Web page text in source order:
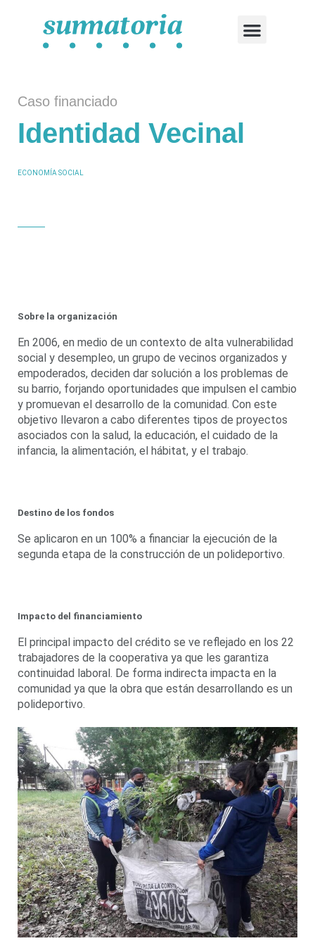
Caso financiado
Identidad Vecinal
ECONOMÍA SOCIAL
Sobre la organización
En 2006, en medio de un contexto de alta vulnerabilidad
social y desempleo, un grupo de vecinos organizados y
empoderados, deciden dar solución a los problemas de
su barrio, forjando oportunidades que impulsen el cambio
y promuevan el desarrollo de la comunidad. Con este
objetivo llevaron a cabo diferentes tipos de proyectos
asociados con la salud, la educación, el cuidado de la
infancia, la alimentación, el hábitat, y el trabajo.
Destino de los fondos
Se aplicaron en un 100% a financiar la ejecución de la
segunda etapa de la construcción de un polideportivo.
Impacto del financiamiento
El principal impacto del crédito se ve reflejado en los 22
trabajadores de la cooperativa ya que les garantiza
continuidad laboral. De forma indirecta impacta en la
comunidad ya que la obra que están desarrollando es un
polideportivo.